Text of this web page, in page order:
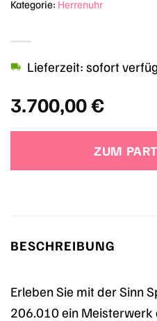
3.700,00€
Lieferzeit: sofort
ZUM
Kategorie: Herrenuhr
BESCHREIBUNG
Erleben Sie mit der Sinn
206.010 ein Meisterwerk